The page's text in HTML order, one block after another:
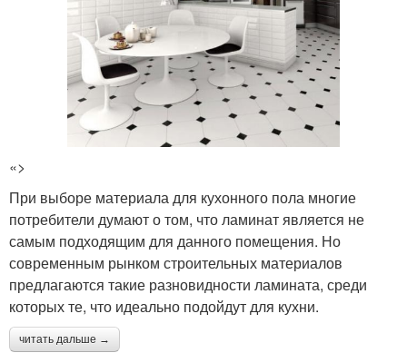
«>
При выборе материала для кухонного пола многие
потребители думают о том, что ламинат является не
самым подходящим для данного помещения. Но
современным рынком строительных материалов
предлагаются такие разновидности ламината, среди
которых те, что идеально подойдут для кухни.
читать дальше →